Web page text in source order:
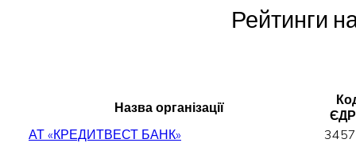
Рейтинги
Назва організації
АТ «КРЕДИТВЕСТ БАНК»